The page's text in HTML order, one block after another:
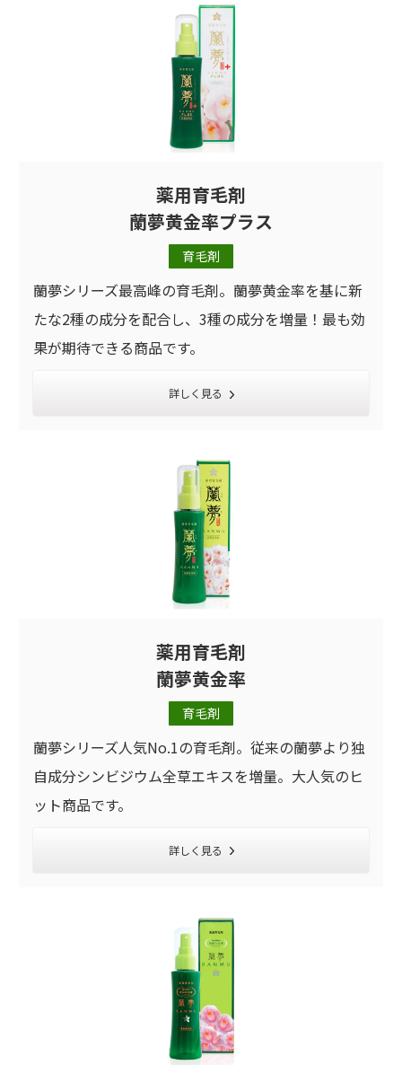
薬用育毛剤
蘭夢黄金率プラス
育毛剤
蘭夢シリーズ最高峰の育毛剤。蘭夢黄金率を基に新
たな2種の成分を配合し、3種の成分を増量！最も効
果が期待できる商品です。
詳しく見る
薬用育毛剤
蘭夢黄金率
育毛剤
蘭夢シリーズ人気No.1の育毛剤。従来の蘭夢より独
自成分シンビジウム全草エキスを増量。大人気のヒ
ット商品です。
詳しく見る